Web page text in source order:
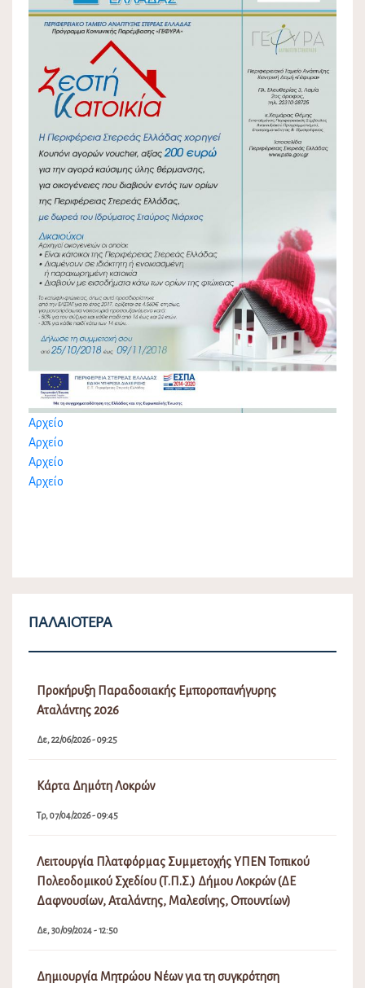
Αρχείο
Αρχείο
Αρχείο
Αρχείο
ΠΑΛΑΙΌΤΕΡΑ
Προκήρυξη Παραδοσιακής Εμποροπανήγυρης
Αταλάντης 2026
Δε, 22/06/2026 - 09:25
Κάρτα Δημότη Λοκρών
Τρ, 07/04/2026 - 09:45
Λειτουργία Πλατφόρμας Συμμετοχής ΥΠΕΝ Τοπικού
Πολεοδομικού Σχεδίου (Τ.Π.Σ.) Δήμου Λοκρών (ΔΕ
Δαφνουσίων, Αταλάντης, Μαλεσίνης, Οπουντίων)
Δε, 30/09/2024 - 12:50
Δημιουργία Μητρώου Νέων για τη συγκρότηση